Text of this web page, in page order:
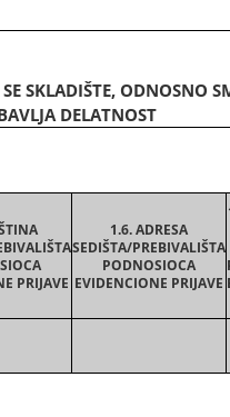
SKLADIŠTE, ODNOSNO
DELATNOST
PRIJAVE
1.6. ADRESA
SEDIŠTA/PREBIVALIŠTA
PODNOSIOCA
EVIDENCIONE PRIJAVE